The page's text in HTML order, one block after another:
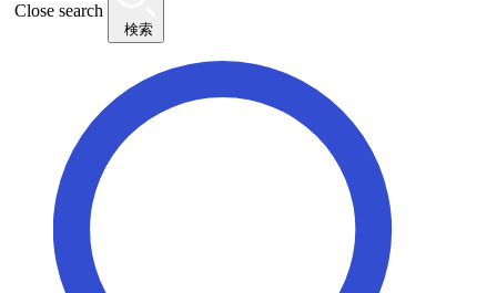
Close search
検索